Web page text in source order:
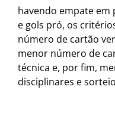
havendo empate em
e gols pró, os
número de cartão
menor número de
técnica e, por fim,
disciplinares e